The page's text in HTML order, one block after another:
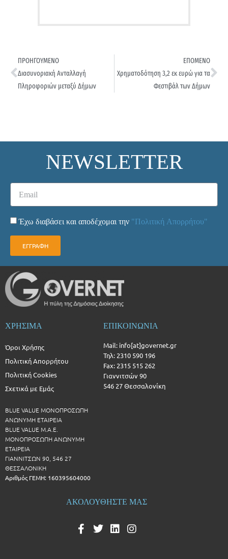
ΠΡΟΗΓΟΥΜΕΝΟ
Διασυνοριακή Ανταλλαγή
Πληροφοριών μεταξύ Δήμων
ΕΠΟΜΕΝΟ
Χρηματοδότηση 3,2 εκ ευρώ για τα
Φεστιβάλ των Δήμων
NEWSLETTER
Έχω διαβάσει και αποδέχομαι την "Πολιτική Απορρήτου"
ΕΓΓΡΑΦΗ
ΧΡΗΣΙΜΑ
Όροι Χρήσης
Πολιτική Απορρήτου
Πολιτική Cookies
Σχετικά με Εμάς
BLUE VALUE ΜΟΝΟΠΡΟΣΩΠΗ
ΑΝΩΝΥΜΗ ΕΤΑΙΡΕΙΑ
BLUE VALUE Μ.Α.Ε.
ΜΟΝΟΠΡΟΣΩΠΗ ΑΝΩΝΥΜΗ
ΕΤΑΙΡΕΙΑ
ΓΙΑΝΝΙΤΣΩΝ 90, 546 27
ΘΕΣΣΑΛΟΝΙΚΗ
Αριθμός ΓΕΜΗ: 160395604000
ΕΠΙΚΟΙΝΩΝΙΑ
Mail: info[at]governet.gr
Τηλ: 2310 590 196
Fax: 2315 515 262
Γιαννιτσών 90
546 27 Θεσσαλονίκη
ΑΚΟΛΟΥΘΗΣΤΕ ΜΑΣ